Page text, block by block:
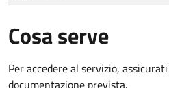
Cosa serve
Per accedere al servizio,
documentazione prevista.